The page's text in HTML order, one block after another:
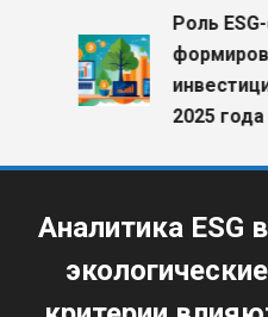
Роль ESG-
2025 года
Аналитика ESG